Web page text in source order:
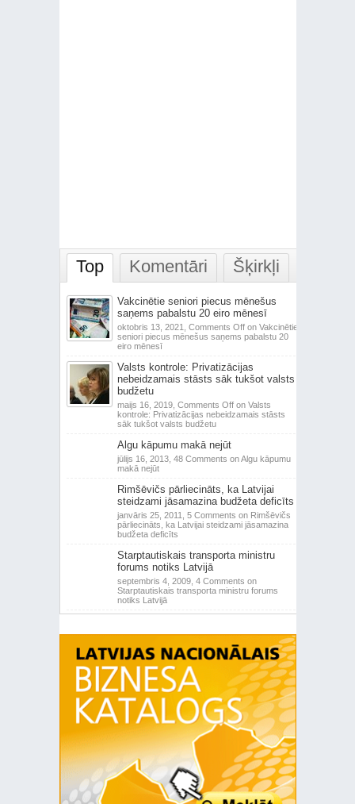
Top Komentāri Šķirkļi
Vakcinētie seniori piecus mēnešus
saņems pabalstu 20 eiro mēnesī
oktobris 13, 2021, Comments Offon Vakcinētie
seniori piecus mēnešus saņems pabalstu 20
eiro mēnesī
Valsts kontrole: Privatizācijas
nebeidzamais stāsts sāk tukšot valsts
budžetu
maijs 16, 2019, Comments Offon Valsts
kontrole: Privatizācijas nebeidzamais stāsts
sāk tukšot valsts budžetu
Algu kāpumu makā nejūt
jūlijs 16, 2013, 48 Comments on Algu kāpumu
makā nejūt
Rimšēvičs pārliecināts, ka Latvijai
steidzami jāsamazina budžeta deficīts
janvāris 25, 2011, 5 Comments on Rimšēvičs
pārliecināts, ka Latvijai steidzami jāsamazina
budžeta deficīts
Starptautiskais transporta ministru
forums notiks Latvijā
septembris 4, 2009, 4 Comments on
Starptautiskais transporta ministru forums
notiks Latvijā